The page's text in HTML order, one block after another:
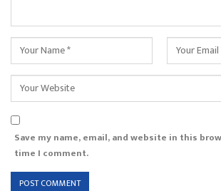
Save my name, email, and website in this
time I comment.